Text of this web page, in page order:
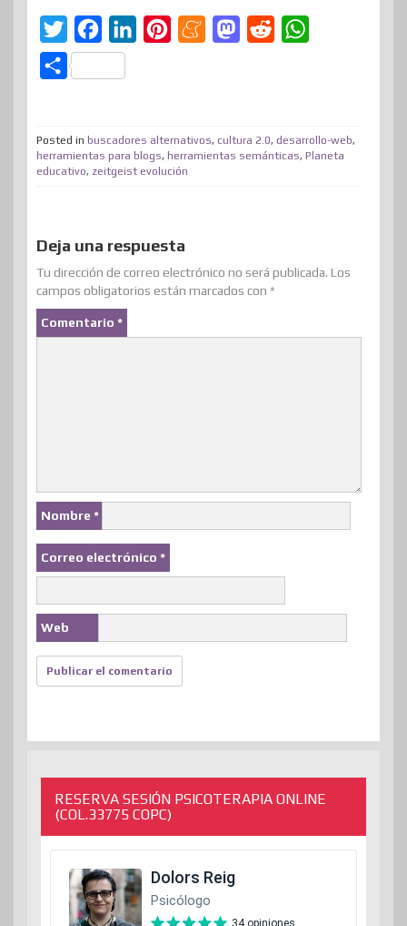
w
t
e
a
c
b
o
e
d
e
r
t
M
a
m
M
o
d
i
t
s
A
C
p
a
i
Posted in buscadores alternativos, cultura 2.0, desarrollo-web,
herramientas para blogs, herramientas semánticas, Planeta
educativo, zeitgeist evolución
Deja una respuesta
Tu dirección de correo electrónico no será publicada. Los
campos obligatorios están marcados con *
Comentario *
Nombre *
Correo electrónico *
Web
RESERVA SESIÓN PSICOTERAPIA ONLINE
(COL.33775 COPC)